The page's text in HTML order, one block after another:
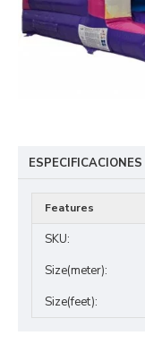
ESPECIFICACIONES
Features
SKU:
Size(meter):
Size(feet):